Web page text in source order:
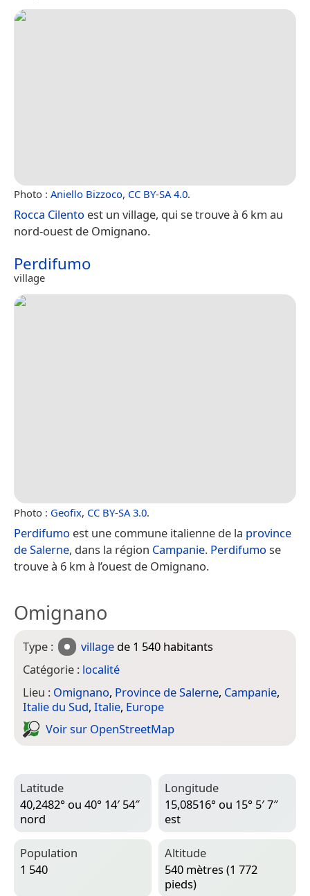
Photo : Aniello Bizzoco, CC BY-SA 4.0.
Rocca Cilento est un village, qui se trouve à 6 km au
nord-ouest de Omignano.
Perdifumo
village
Photo : Geofix, CC BY-SA 3.0.
Perdifumo est une commune italienne de la province
de Salerne, dans la région Campanie. Perdifumo se
trouve à 6 km à l’ouest de Omignano.
Omignano
Type : village de 1 540 habitants
Catégorie : localité
Lieu : Omignano, Province de Salerne, Campanie,
Italie du Sud, Italie, Europe
Voir sur Open­Street­Map
Latitude
40,2482° ou 40° 14′ 54″
nord
Longitude
15,08516° ou 15° 5′ 7″
est
Population
1 540
Altitude
540 mètres (1 772
pieds)